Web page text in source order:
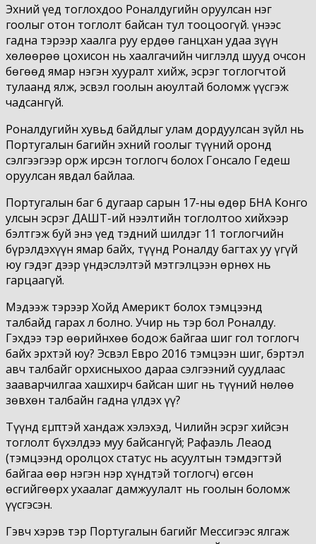
Эхний үед тоглохдоо Роналдугийн оруулсан нэг
гоолыг отон тоглолт байсан тул тооцоогүй. Үүнээс
гадна тэрээр хаалга руу ердөө ганцхан удаа зүүн
хөлөөрөө цохисон нь хаалгачийн чиглэлд шууд очсон
бөгөөд ямар нэгэн хууралт хийж, эсрэг тоглогчтой
тулаанд ялж, эсвэл гоолын аюултай боломж үүсгэж
чадсангүй.
Роналдугийн хувьд байдлыг улам дордуулсан зүйл нь
Португалын багийн эхний гоолыг түүний оронд
сэлгээгээр орж ирсэн тоглогч болох Гонсало Гедеш
оруулсан явдал байлаа.
Португалын баг 6 дугаар сарын 17-ны өдөр БНА Конго
улсын эсрэг ДАШТ-ий нээлтийн тоглолтоо хийхээр
бэлтгэж буй энэ үед тэдний шилдэг 11 тоглогчийн
бүрэлдэхүүн ямар байх, түүнд Роналду багтах уу үгүй
юу гэдэг дээр үндэслэлтэй мэтгэлцээн өрнөх нь
гарцаагүй.
Мэдээж тэрээр Хойд Америкт болох тэмцээнд
талбайд гарах л болно. Учир нь тэр бол Роналду.
Гэхдээ тэр өөрийнхөө бодож байгаа шиг гол тоглогч
байх эрхтэй юу? Эсвэл Евро 2016 тэмцээн шиг, бэртэл
авч талбайг орхисныхоо дараа сэлгээний суудлаас
зааварчилгаа хашхирч байсан шиг нь түүний нөлөө
зөвхөн талбайн гадна үлдэх үү?
Түүнд εμπтэй хандаж хэлэхэд, Чилийн эсрэг хийсэн
тоглолт бүхэлдээ муу байсангүй; Рафаэль Леаод
(тэмцээнд оролцох статус нь асуултын тэмдэгтэй
байгаа өөр нэгэн нэр хүндтэй тоглогч) өгсөн
өсгийгөөрх ухаалаг дамжуулалт нь гоолын боломж
үүсгэсэн.
Гэвч хэрэв тэр Португалын багийг Мессигээс ялгаж